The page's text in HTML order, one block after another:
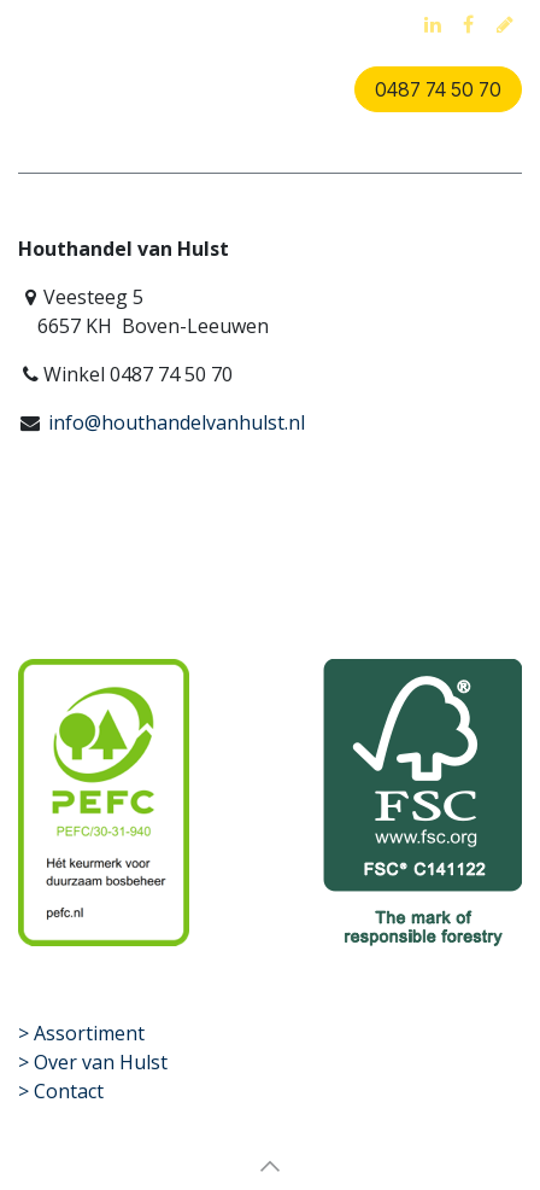
0487 74 50 70
Houthandel van Hulst
Veesteeg 5
6657 KH Boven-Leeuwen
Winkel 0487 74 50 70
info@houthandelvanhulst.nl
​>Assortiment
> Over van Hulst
> Contact